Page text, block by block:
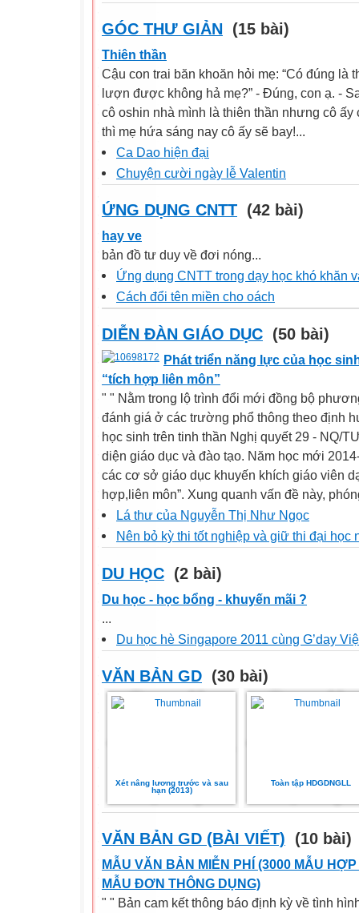
GÓC THƯ GIẢN (15 bài)
Thiên thần
Cậu con trai băn khoăn hỏi mẹ: “Có đúng là
lượn được không hả mẹ?” - Đúng, con ạ. -
cô oshin nhà mình là thiên thần nhưng cô ấy
thì mẹ hứa sáng nay cô ấy sẽ bay!...
Ca Dao hiện đại
Chuyện cười ngày lễ Valentin
ỨNG DỤNG CNTT (42 bài)
hay ve
bản đồ tư duy về đơi nóng...
Ứng dụng CNTT trong dạy học khó khăn
Cách đổi tên miền cho oách
DIỄN ĐÀN GIÁO DỤC (50 bài)
Phát triển năng lực của học
“tích hợp liên môn”
" " Nằm trong lộ trình đổi mới đồng bộ
đánh giá ở các trường phổ thông theo định
học sinh trên tinh thần Nghị quyết 29 - NQ/
diện giáo dục và đào tạo. Năm học mới
các cơ sở giáo dục khuyến khích giáo viên
hợp,liên môn”. Xung quanh vấn đề này,
Lá thư của Nguyễn Thị Như Ngọc
Nên bỏ kỳ thi tốt nghiệp và giữ thi đại học
DU HỌC (2 bài)
Du học - học bổng - khuyến mãi ?
Du học hè Singapore 2011 cùng G’day
VĂN BẢN GD (30 bài)
Xét nâng lương trước và sau
hạn (2013)
Toàn tập HDGDNGLL
VĂN BẢN GD (BÀI VIẾT) (10 bài)
MẪU VĂN BẢN MIỄN PHÍ (3000 MẪU
MẪU ĐƠN THÔNG DỤNG)
" " Bản cam kết thông báo định kỳ về tình